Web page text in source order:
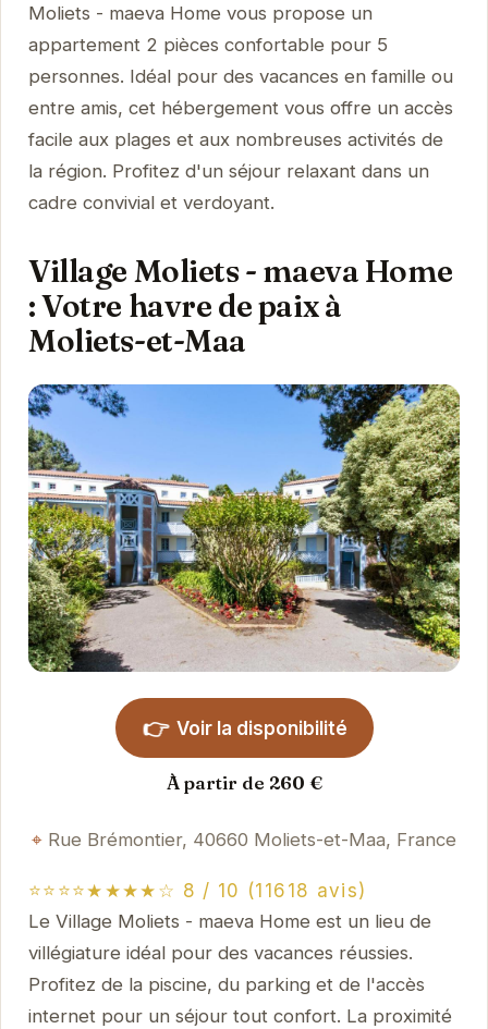
Moliets - maeva Home vous propose un
appartement 2 pièces confortable pour 5
personnes. Idéal pour des vacances en famille ou
entre amis, cet hébergement vous offre un accès
facile aux plages et aux nombreuses activités de
la région. Profitez d'un séjour relaxant dans un
cadre convivial et verdoyant.
Village Moliets - maeva Home
: Votre havre de paix à
Moliets-et-Maa
👉 Voir la disponibilité
À partir de 260 €
Rue Brémontier, 40660 Moliets-et-Maa, France
⭐⭐⭐⭐★★★★☆ 8 / 10 (11618 avis)
Le Village Moliets - maeva Home est un lieu de
villégiature idéal pour des vacances réussies.
Profitez de la piscine, du parking et de l'accès
internet pour un séjour tout confort. La proximité